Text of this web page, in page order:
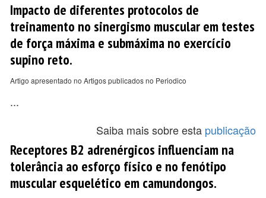
Impacto de diferentes protocolos de
treinamento no sinergismo muscular em testes
de força máxima e submáxima no exercício
supino reto.
Artigo apresentado no Artigos publicados no Periodico
...
Saiba mais sobre esta publicação
Receptores B2 adrenérgicos influenciam na
tolerância ao esforço físico e no fenótipo
muscular esquelético em camundongos.